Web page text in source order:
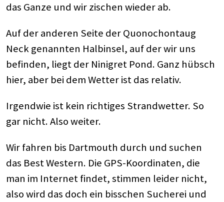
das Ganze und wir zischen wieder ab.
Auf der anderen Seite der Quonochontaug
Neck genannten Halbinsel, auf der wir uns
befinden, liegt der Ninigret Pond. Ganz hübsch
hier, aber bei dem Wetter ist das relativ.
Irgendwie ist kein richtiges Strandwetter. So
gar nicht. Also weiter.
Wir fahren bis Dartmouth durch und suchen
das Best Western. Die GPS-Koordinaten, die
man im Internet findet, stimmen leider nicht,
also wird das doch ein bisschen Sucherei und